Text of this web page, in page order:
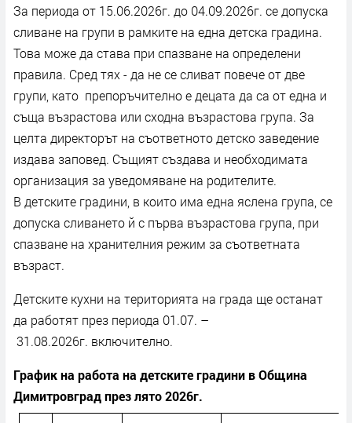
За периода от 15.06.2026г. до 04.09.2026г. се допуска
сливане на групи в рамките на една детска градина.
Това може да става при спазване на определени
правила. Сред тях - да не се сливат повече от две
групи, като препоръчително е децата да са от една и
съща възрастова или сходна възрастова група. За
целта директорът на съответното детско заведение
издава заповед. Същият създава и необходимата
организация за уведомяване на родителите.
В детските градини, в които има една яслена група, се
допуска сливането й с първа възрастова група, при
спазване на хранителния режим за съответната
възраст.
Детските кухни на територията на града ще останат
да работят през периода 01.07. –
31.08.2026г. включително.
График на работа на детските градини в Община
Димитровград през лято 2026г.